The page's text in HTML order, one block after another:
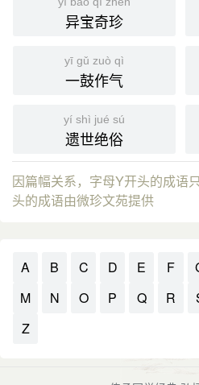
异宝奇珍
yī gǔ zuò qì
一鼓作气
yí shì jué sú
遗世绝俗
因篇幅关系，字母Y开头的成语
头的成语由微珍文苑提供
A B C D E F
M
N O P Q R
Z